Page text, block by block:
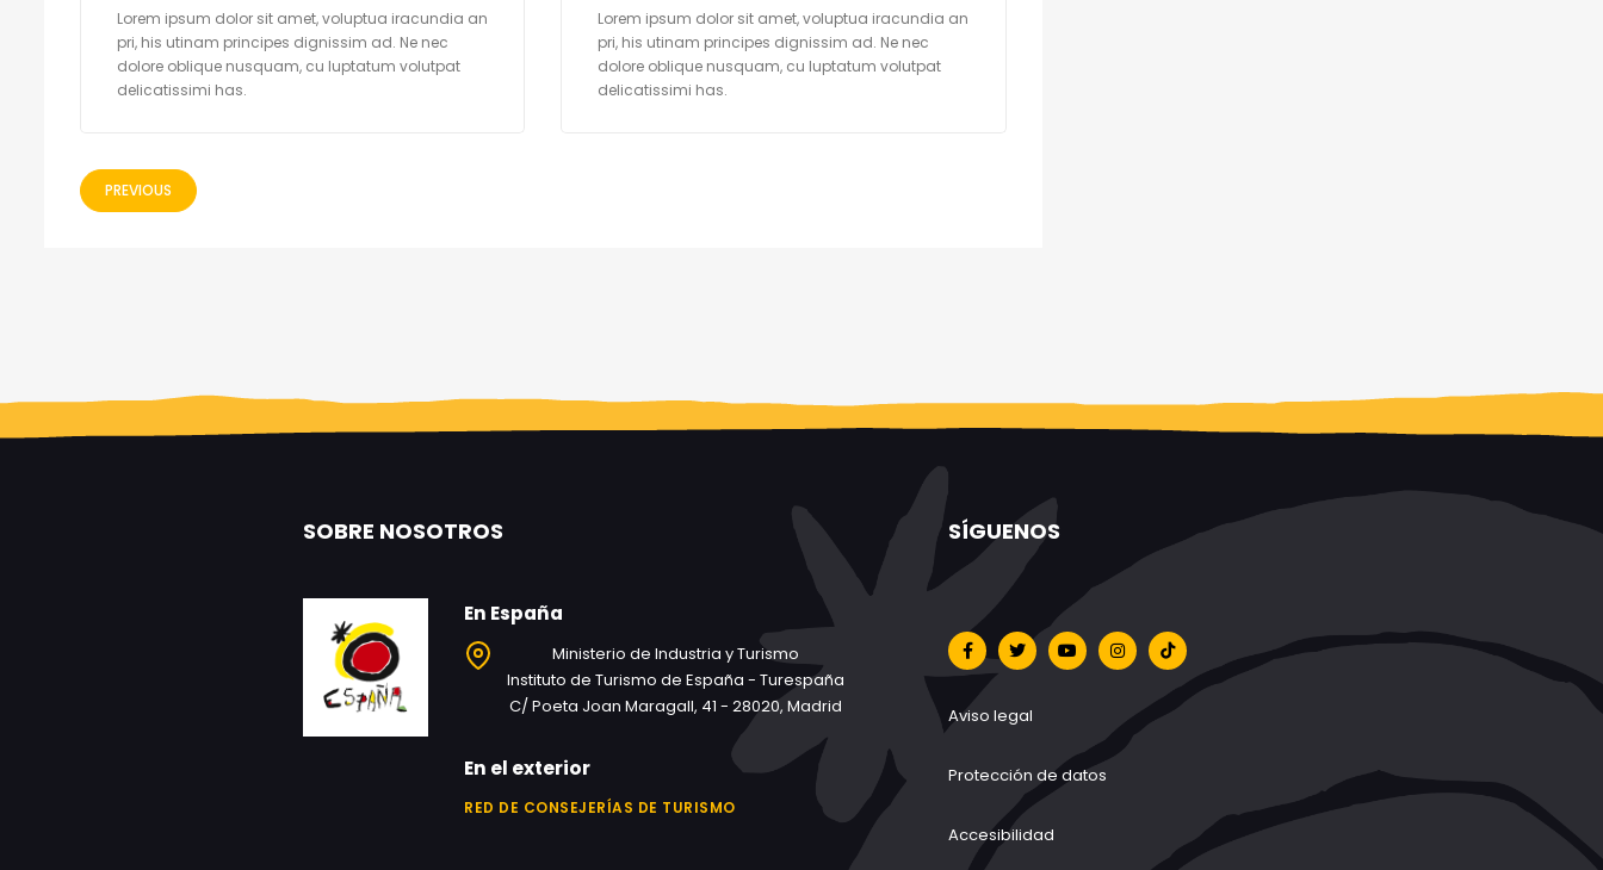
Lorem ipsum dolor sit amet, voluptua iracundia an
pri, his utinam principes dignissim ad. Ne nec
dolore oblique nusquam, cu luptatum volutpat
delicatissimi has.
Lorem ipsum dolor sit amet, voluptua iracundia an
pri, his utinam principes dignissim ad. Ne nec
dolore oblique nusquam, cu luptatum volutpat
delicatissimi has.
PREVIOUS
SOBRE NOSOTROS
En España
Ministerio de Industria y Turismo
Instituto de Turismo de España - Turespaña
C/ Poeta Joan Maragall, 41 - 28020, Madrid
En el exterior
RED DE CONSEJERÍAS DE TURISMO
SÍGUENOS
Aviso legal
Protección de datos
Accesibilidad